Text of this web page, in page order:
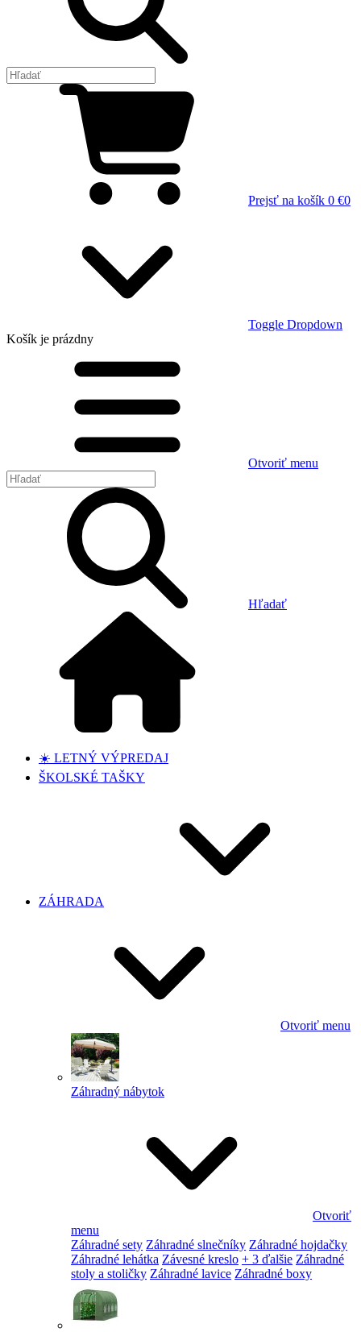
Prejsť na košík 0 €0
Toggle Dropdown
Košík je prázdny
Otvoriť menu
Hľadať
☀️ LETNÝ VÝPREDAJ
ŠKOLSKÉ TAŠKY
ZÁHRADA
Otvoriť menu
Záhradný nábytok
Otvoriť
menu
Záhradné sety Záhradné slnečníky Záhradné hojdačky
Záhradné lehátka Závesné kreslo + 3 ďalšie Záhradné
stoly a stoličky Záhradné lavice Záhradné boxy